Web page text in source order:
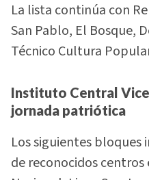
La lista continúa con
San Pablo, El Bosque,
Técnico Cultura
Instituto Central
jornada patriótica
Los siguientes
de reconocidos